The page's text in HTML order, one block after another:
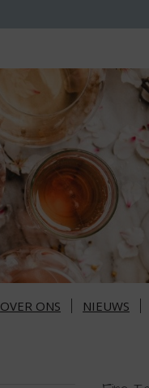
OVER ONS NIEUWS